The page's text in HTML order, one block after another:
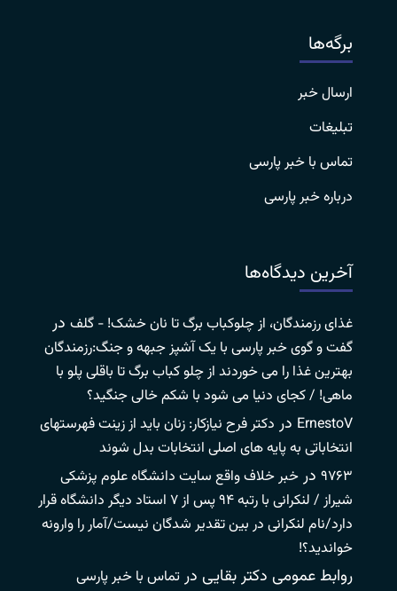
برگه‌ها
ارسال خبر
تبلیغات
تماس با خبر پارسی
درباره خبر پارسی
آخرین دیدگاه‌ها
غذای رزمندگان، از چلوکباب برگ تا نان خشک! - گلف در
گفت و گوی خبر پارسی با یک آشپز جبهه و جنگ:رزمندگان
بهترین غذا را می خوردند از چلو کباب برگ تا باقلی پلو با
ماهی! / کجای دنیا می شود با شکم خالی جنگید؟
ErnestoV در دکتر فرح نیازکار: زنان باید از زینت فهرستهای
انتخاباتی به پایه های اصلی انتخابات بدل شوند
۹۷۶۳ در خبر خلاف واقع سایت دانشگاه علوم پزشکی
شیراز / لنکرانی با رتبه ۹۴ پس از ۷ استاد دیگر دانشگاه قرار
دارد/نام لنکرانی در بین تقدیر شدگان نیست/آمار را وارونه
خواندید؟!
روابط عمومی دکتر بقایی در تماس با خبر پارسی